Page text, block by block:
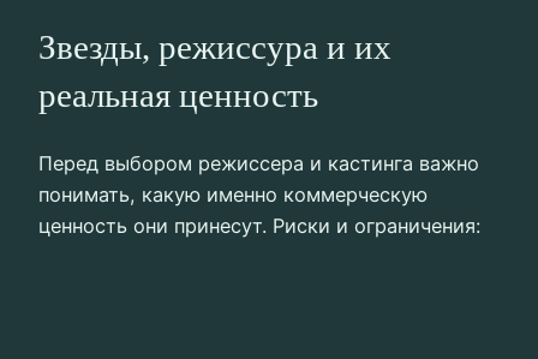
Звезды, режиссура и их
реальная ценность
Перед выбором режиссера и кастинга важно
понимать, какую именно коммерческую
ценность они принесут. Риски и ограничения: